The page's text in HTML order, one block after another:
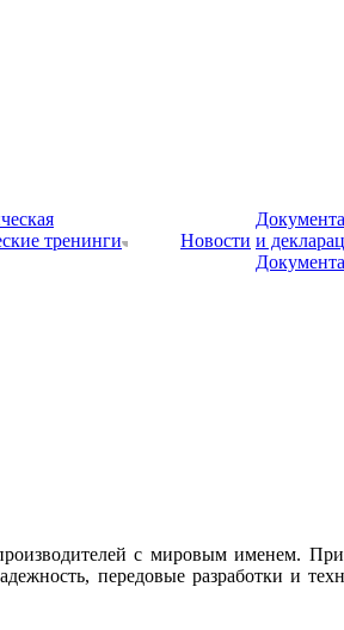
тренинги
Новости и
с мировым именем.
передовые разработки и